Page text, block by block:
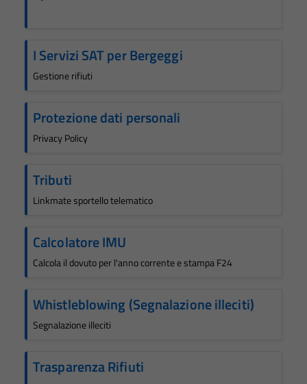
I Servizi SAT per Bergeggi
Gestione rifiuti
Protezione dati personali
Privacy Policy
Tributi
Linkmate sportello telematico
Calcolatore IMU
Calcola il dovuto per l'anno corrente e stampa F24
Whistleblowing (Segnalazione illeciti)
Segnalazione illeciti
Trasparenza Rifiuti